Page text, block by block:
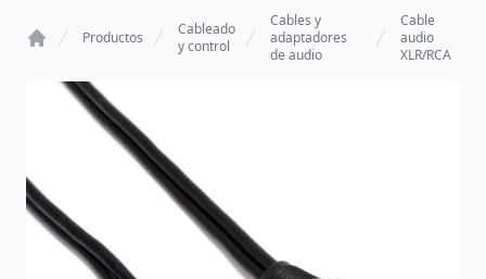
Productos
Cableado
y control
Cables y
adaptadores
de audio
Cable
audio
XLR/RCA